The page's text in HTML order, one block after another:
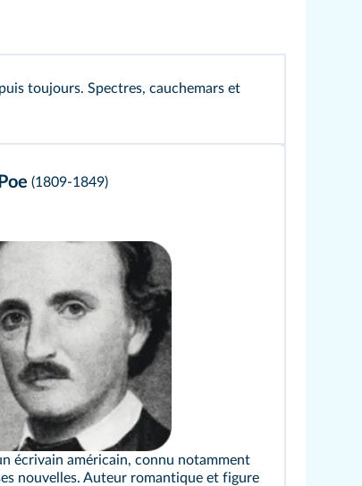
toujours. Spectres, cauchemars et
Poe (1809-1849)
Wikimedia
écrivain américain, connu notamment
nouvelles. Auteur romantique et figure